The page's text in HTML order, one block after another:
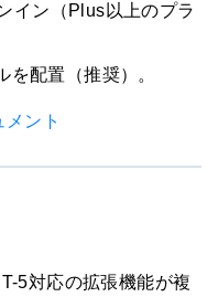
イン（Plus以上のプラ
配置（推奨）。
ント
5対応の拡張機能が複